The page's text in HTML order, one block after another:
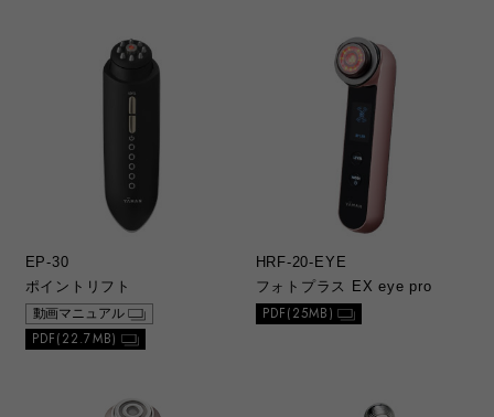
EP-30
ポイントリフト
動画マニュアル
PDF(22.7MB)
HRF-20-EYE
フォトプラス EX eye pro
PDF(25MB)